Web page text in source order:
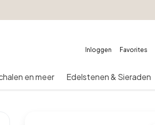
€250
Inloggen Favorites
en meer Edelstenen & Sieraden